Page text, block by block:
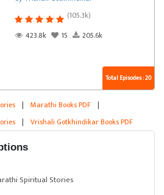
(105.3k)
423.8k
15 205.6k
Total Episodes : 20
| Marathi Books PDF |
| Vrishali Gotkhindikar Books PDF
Spiritual Stories